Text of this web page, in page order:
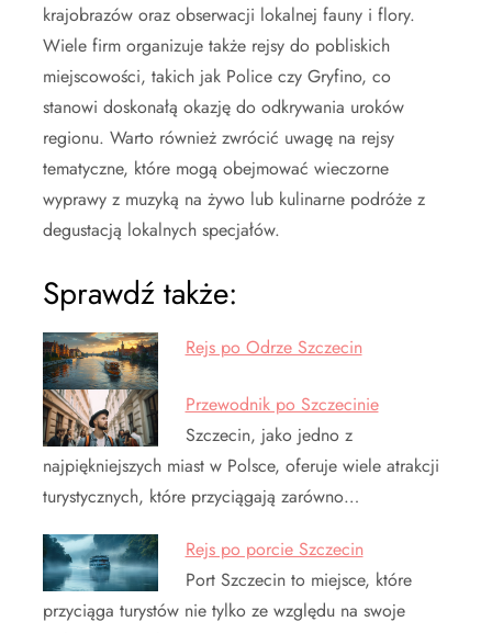
krajobrazów oraz obserwacji lokalnej fauny i flory.
Wiele firm organizuje także rejsy do pobliskich
miejscowości, takich jak Police czy Gryfino, co
stanowi doskonałą okazję do odkrywania uroków
regionu. Warto również zwrócić uwagę na rejsy
tematyczne, które mogą obejmować wieczorne
wyprawy z muzyką na żywo lub kulinarne podróże z
degustacją lokalnych specjałów.
Sprawdź także:
Rejs po Odrze Szczecin
Przewodnik po Szczecinie
Szczecin, jako jedno z
najpiękniejszych miast w Polsce, oferuje wiele atrakcji
turystycznych, które przyciągają zarówno…
Rejs po porcie Szczecin
Port Szczecin to miejsce, które
przyciąga turystów nie tylko ze względu na swoje